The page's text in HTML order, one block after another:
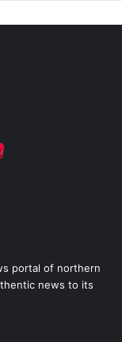
portal of northern
news to its